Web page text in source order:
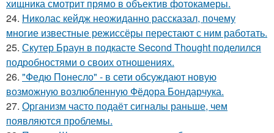
хищника смотрит прямо в объектив фотокамеры.
24. Николас кейдж неожиданно рассказал, почему
многие известные режиссёры перестают с ним работать.
25. Скутер Браун в подкасте Second Thought поделился
подробностями о своих отношениях.
26. "Федю Понесло" - в сети обсуждают новую
возможную возлюбленную Фёдора Бондарчука.
27. Организм часто подаёт сигналы раньше, чем
появляются проблемы.